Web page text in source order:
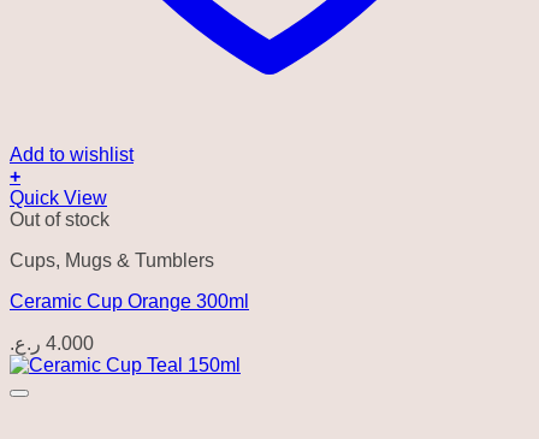
Add to wishlist
+
Quick View
Out of stock
Cups, Mugs & Tumblers
Ceramic Cup Orange 300ml
4.000 ر.ع.